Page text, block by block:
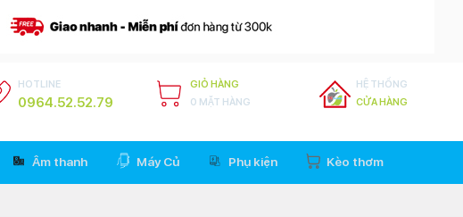
HOTLINE
0964.52.52.79
GIỎ HÀNG
0 MẶT HÀNG
HỆ THỐNG
CỬA HÀNG
Âm thanh Máy Củ Phụ kiện Kèo thơm